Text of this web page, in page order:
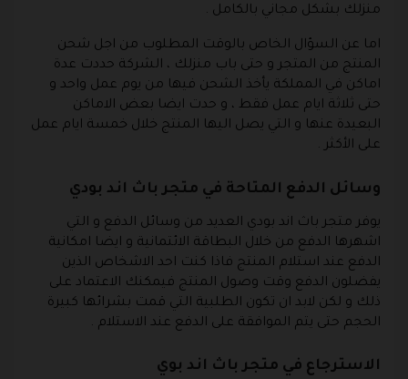
منزلك بشكل مجاني بالكامل .
اما عن السؤال الخاص بالوقت المطلوب من اجل شحن
المنتج من المتجر و حتى باب منزلك ، الشركة حددت عدة
اماكن في المملكة يأخذ الشحن فيها من يوم عمل واحد و
حتى ثلاثة ايام عمل فقط ، و حدت ايضا بعض الاماكن
البعيدة عنها و التي يصل اليها المنتج خلال خمسة ايام عمل
على الأكثر .
وسائل الدفع المتاحة في متجر باث اند بودي
يوفر متجر باث اند بودي العديد من وسائل الدفع و التي
اشهرها الدفع من خلال البطاقة الائتمانية و ايضا امكانية
الدفع عند استلام المنتج فاذا كنت احد الاشخاص الذين
يفضلون الدفع وقت وصول المنتج فيمكنك الاعتماد على
ذلك و لكن لابد ان تكون الطلبية التي قمت بشرائها كبيرة
الحجم حتى يتم الموافقة على الدفع عند الاستلام .
الاسترجاع في متجر باث اند بوي